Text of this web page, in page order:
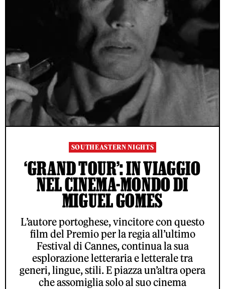
SOUTHEASTERN NIGHTS
‘GRAND TOUR’: IN VIAGGIO
NEL CINEMA-MONDO DI
MIGUEL GOMES
L’autore portoghese, vincitore con questo
film del Premio per la regia all’ultimo
Festival di Cannes, continua la sua
esplorazione letteraria e letterale tra
generi, lingue, stili. E piazza un’altra opera
che assomiglia solo al suo cinema